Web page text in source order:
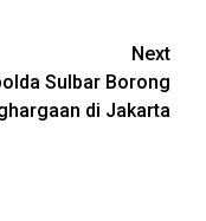
Next
Sulbar Borong
di Jakarta